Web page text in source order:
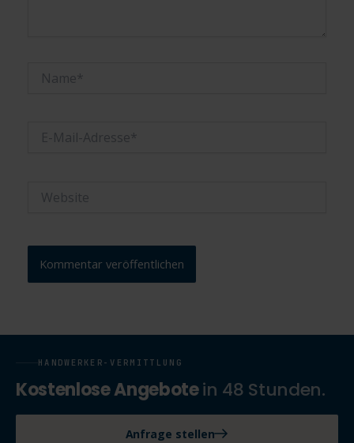
Mail-
HANDWERKER-VERMITTLUNG
Kostenlose Angebotein 48 Stunden.
Anfrage stellen